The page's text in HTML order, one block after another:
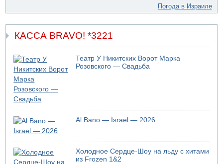
Погода в Израиле
КАССА BRAVO! *3221
Театр У Никитских Ворот Марка
Розовского — Свадьба
Al Bano — Israel — 2026
Холодное Сердце-Шоу на льду с хитами
из Frozen 1&2